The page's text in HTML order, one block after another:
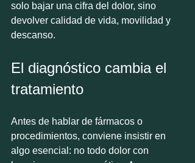
solo bajar una cifra del dolor, sino
devolver calidad de vida, movilidad y
descanso.
El diagnóstico cambia el
tratamiento
Antes de hablar de fármacos o
procedimientos, conviene insistir en
algo esencial: no todo dolor con